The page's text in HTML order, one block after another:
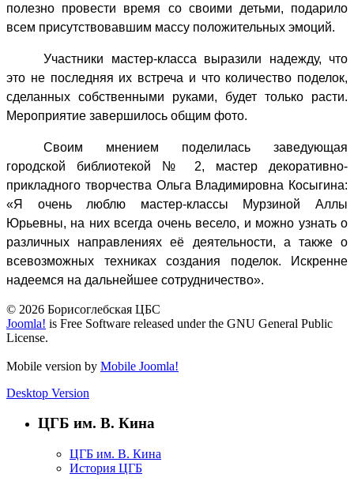
полезно провести время со своими детьми, подарило
всем присутствовавшим массу положительных эмоций.
Участники мастер-класса выразили надежду, что
это не последняя их встреча и что количество поделок,
сделанных собственными руками, будет только расти.
Мероприятие завершилось общим фото.
Своим мнением поделилась заведующая
городской библиотекой № 2, мастер декоративно-
прикладного творчества Ольга Владимировна Косыгина:
«Я очень люблю мастер-классы Мурзиной Аллы
Юрьевны, на них всегда очень весело, и можно узнать о
различных направлениях её деятельности, а также о
всевозможных техниках создания поделок. Искренне
надеемся на дальнейшее сотрудничество».
© 2026 Борисоглебская ЦБС
Joomla! is Free Software released under the GNU General Public
License.
Mobile version by Mobile Joomla!
Desktop Version
ЦГБ им. В. Кина
ЦГБ им. В. Кина
История ЦГБ